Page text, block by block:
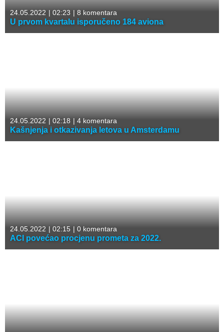
24.05.2022 | 02:23 | 8 komentara
U prvom kvartalu isporučeno 184 aviona
24.05.2022 | 02:18 | 4 komentara
Kašnjenja i otkazivanja letova u Amsterdamu
24.05.2022 | 02:15 | 0 komentara
ACI povećao procjenu prometa za 2022.